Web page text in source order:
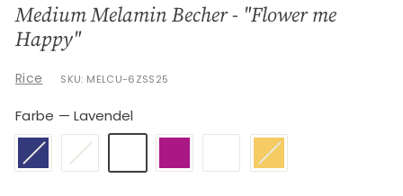
n
k
e
Medium Melamin Becher - "Flower me
Happy"
Rice SKU: MELCU-6ZSS25
Farbe —Lavendel